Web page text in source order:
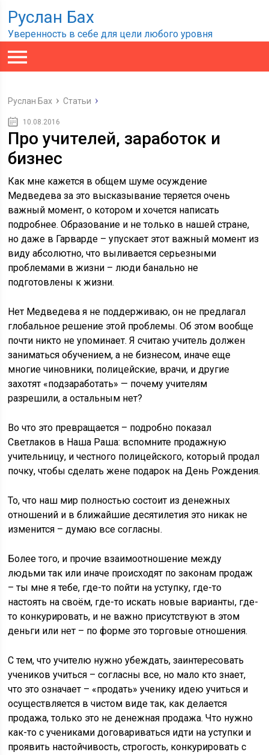
Руслан Бах
Уверенность в себе для цели любого уровня
Руслан Бах Статьи
10.08.2016
Про учителей, заработок и
бизнес
Как мне кажется в общем шуме осуждение
Медведева за это высказывание теряется очень
важный момент, о котором и хочется написать
подробнее. Образование и не только в нашей стране,
но даже в Гарварде – упускает этот важный момент из
виду абсолютно, что выливается серьезными
проблемами в жизни – люди банально не
подготовлены к жизни.
Нет Медведева я не поддерживаю, он не предлагал
глобальное решение этой проблемы. Об этом вообще
почти никто не упоминает. Я считаю учитель должен
заниматься обучением, а не бизнесом, иначе еще
многие чиновники, полицейские, врачи, и другие
захотят «подзаработать» — почему учителям
разрешили, а остальным нет?
Во что это превращается – подробно показал
Светлаков в Наша Раша: вспомните продажную
учительницу, и честного полицейского, который продал
почку, чтобы сделать жене подарок на День Рождения.
То, что наш мир полностью состоит из денежных
отношений и в ближайшие десятилетия это никак не
изменится – думаю все согласны.
Более того, и прочие взаимоотношение между
людьми так или иначе происходят по законам продаж
– ты мне я тебе, где-то пойти на уступку, где-то
настоять на своём, где-то искать новые варианты, где-
то конкурировать, и не важно присутствуют в этом
деньги или нет – по форме это торговые отношения.
С тем, что учителю нужно убеждать, заинтересовать
учеников учиться – согласны все, но мало кто знает,
что это означает – «продать» ученику идею учиться и
осуществляется в чистом виде так, как делается
продажа, только это не денежная продажа. Что нужно
как-то с учениками договариваться идти на уступки и
проявить настойчивость, строгость, конкурировать с